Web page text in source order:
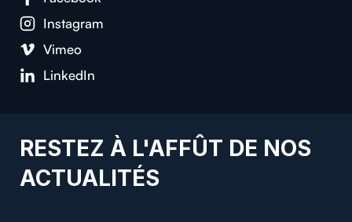
Instagram
Vimeo
LinkedIn
RESTEZ À L'AFFÛT DE NOS
ACTUALITÉS